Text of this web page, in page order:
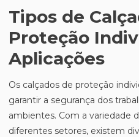
Tipos de
Proteção
Aplicações
Os calçados de proteção
garantir a segurança dos
ambientes. Com a variedade
diferentes setores, existem